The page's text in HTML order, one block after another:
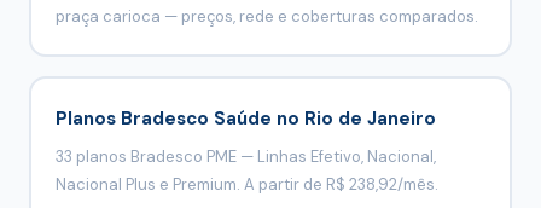
praça carioca — preços, rede e coberturas comparados.
Planos Bradesco Saúde no Rio de Janeiro
33 planos Bradesco PME — Linhas Efetivo, Nacional,
Nacional Plus e Premium. A partir de R$ 238,92/mês.